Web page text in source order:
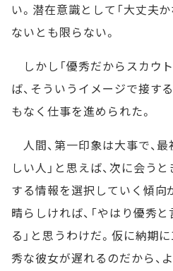
い。潜在意識として「大丈夫
ないとも限らない。
しかし「優秀だからスカウ
ば、そういうイメージで接す
もなく仕事を進められた。
人間、第一印象は大事で、最
しい人」と思えば、次に会う
する情報を選択していく傾向
晴らしければ、「やはり優秀
る」と思うわけだ。仮に納期
秀な彼女が遅れるのだから、